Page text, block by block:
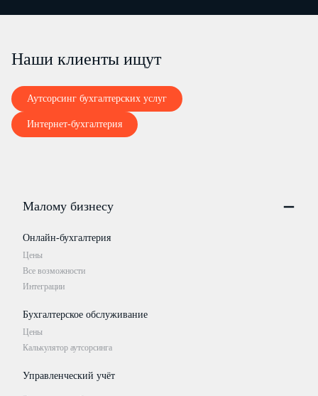
Наши клиенты ищут
Аутсорсинг бухгалтерских услуг
Интернет-бухгалтерия
Малому бизнесу
Онлайн-бухгалтерия
Цены
Все возможности
Интеграции
Бухгалтерское обслуживание
Цены
Калькулятор аутсорсинга
Управленческий учёт